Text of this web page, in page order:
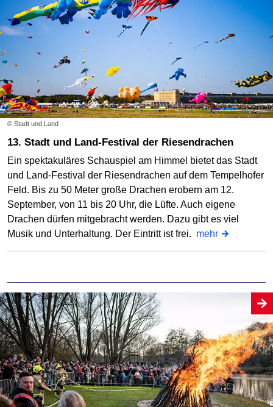
© Stadt und Land
13. Stadt und Land-Festival der Riesendrachen
Ein spektakuläres Schauspiel am Himmel bietet das Stadt
und Land-Festival der Riesendrachen auf dem Tempelhofer
Feld. Bis zu 50 Meter große Drachen erobern am 12.
September, von 11 bis 20 Uhr, die Lüfte. Auch eigene
Drachen dürfen mitgebracht werden. Dazu gibt es viel
Musik und Unterhaltung. Der Eintritt ist frei. mehr